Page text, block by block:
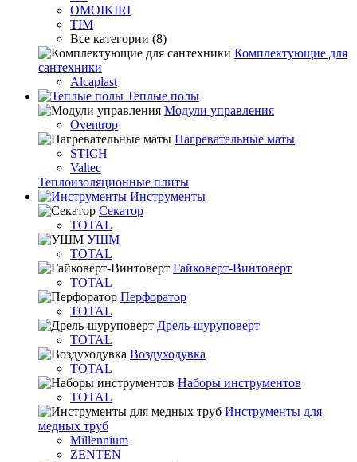
OMOIKIRI
TIM
Все категории (8)
Комплектующие для
сантехники
Alcaplast
Теплые полы
Модули управления
Oventrop
Нагревательные маты
STICH
Valtec
Теплоизоляционные плиты
Инструменты
Секатор
TOTAL
УШМ
TOTAL
Гайковерт-Винтоверт
TOTAL
Перфоратор
TOTAL
Дрель-шуруповерт
TOTAL
Воздуходувка
TOTAL
Наборы инструментов
TOTAL
Инструменты для
медных труб
Millennium
ZENTEN